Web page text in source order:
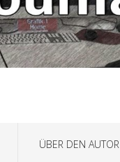
ÜBER DEN AUTOR